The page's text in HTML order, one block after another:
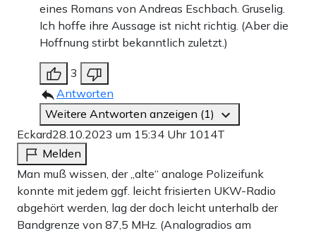
eines Romans von Andreas Eschbach. Gruselig.
Ich hoffe ihre Aussage ist nicht richtig. (Aber die
Hoffnung stirbt bekanntlich zuletzt.)
3
Antworten
Weitere Antworten anzeigen (1)
Eckard28.10.2023 um 15:34 Uhr 1014T
Melden
Man muß wissen, der „alte“ analoge Polizeifunk
konnte mit jedem ggf. leicht frisierten UKW-Radio
abgehört werden, lag der doch leicht unterhalb der
Bandgrenze von 87,5 MHz. (Analogradios am